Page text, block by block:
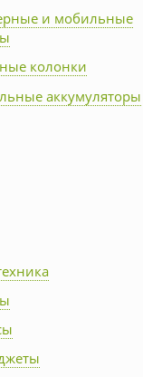
наборы
подарки
и мобильные
колонки
аккумуляторы